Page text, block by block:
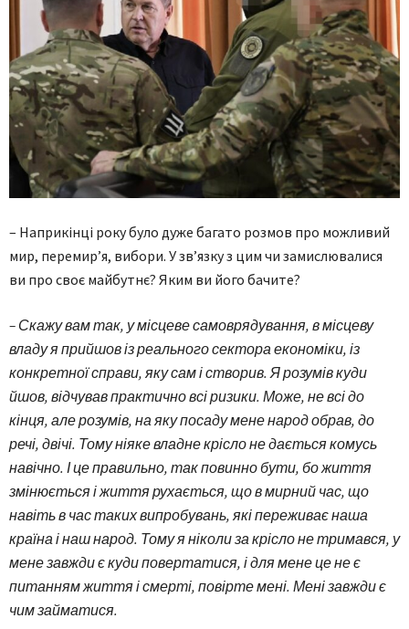
– Наприкінці року було дуже багато розмов про можливий
мир, перемир’я, вибори. У зв’язку з цим чи замислювалися
ви про своє майбутнє? Яким ви його бачите?
– Скажу вам так, у місцеве самоврядування, в місцеву
владу я прийшов із реального сектора економіки, із
конкретної справи, яку сам і створив. Я розумів куди
йшов, відчував практично всі ризики. Може, не всі до
кінця, але розумів, на яку посаду мене народ обрав, до
речі, двічі. Тому ніяке владне крісло не дається комусь
навічно. І це правильно, так повинно бути, бо життя
змінюється і життя рухається, що в мирний час, що
навіть в час таких випробувань, які переживає наша
країна і наш народ. Тому я ніколи за крісло не тримався, у
мене завжди є куди повертатися, і для мене це не є
питанням життя і смерті, повірте мені. Мені завжди є
чим займатися.